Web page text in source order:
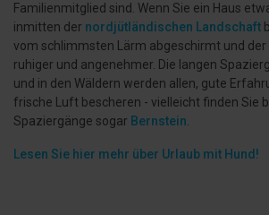
Familienmitglied sind. Wenn Sie ein Haus
inmitten der nordjütländischen Landschaft
vom schlimmsten Lärm abgeschirmt und
ruhiger und angenehmer. Die langen
und in den Wäldern werden allen, gute
frische Luft bescheren - vielleicht finden Sie
Spaziergänge sogar Bernstein
Lesen Sie hier mehr über Urlaub mit Hund!